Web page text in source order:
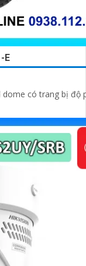
E
dome có trang bị độ